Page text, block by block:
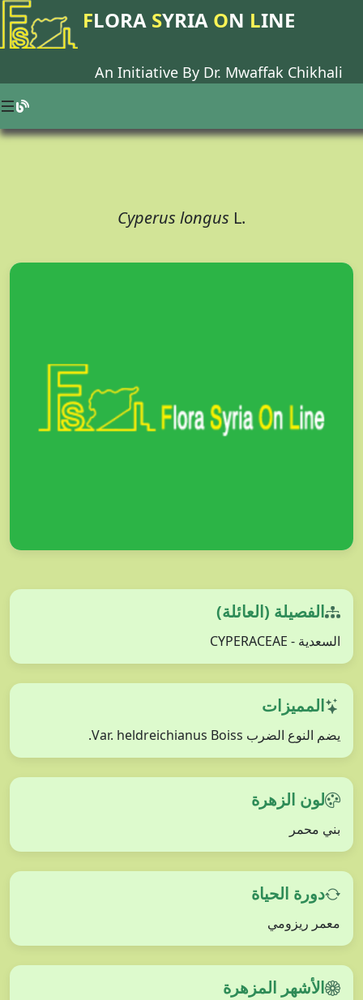
FLORA SYRIA ON LINE
An Initiative By Dr. Mwaffak Chikhali
Cyperus longus L.
الفصيلة (العائلة)
السعدية - CYPERACEAE
المميزات
يضم النوع الضرب Var. heldreichianus Boiss.
لون الزهرة
بني محمر
دورة الحياة
معمر ريزومي
الأشهر المزهرة